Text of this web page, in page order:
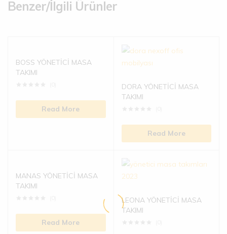
Benzer/İlgili Ürünler
BOSS YÖNETİCİ MASA
TAKIMI
Read More
DORA YÖNETİCİ MASA
TAKIMI
Read More
MANAS YÖNETİCİ MASA
TAKIMI
Read More
LEONA YÖNETİCİ MASA
TAKIMI